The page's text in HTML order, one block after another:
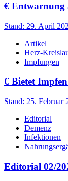
€ Entwarnung
Stand: 29. April
Artikel
Herz-
Impfungen
€ Bietet
Stand: 25. Februar
Editorial
Demenz
Infektionen
Editorial 02/